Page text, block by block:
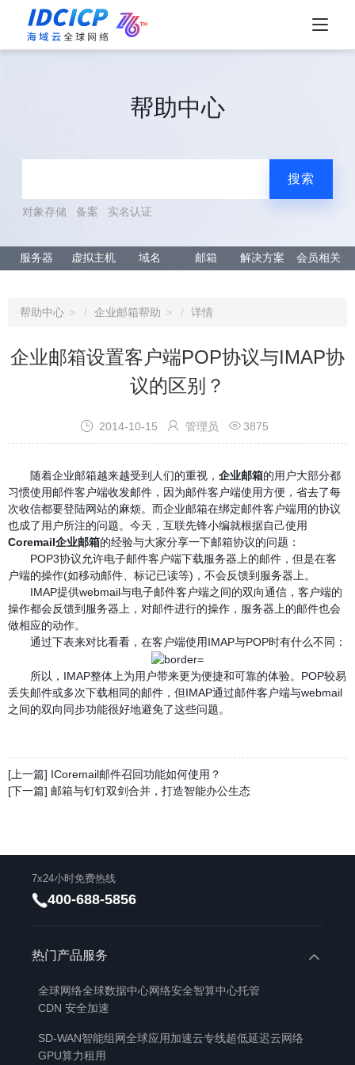
帮助中心
搜索
对象存储 备案 实名认证
服务器 虚拟主机 域名 邮箱 解决方案 会员相关
帮助中心 企业邮箱帮助 详情
企业邮箱设置客户端POP协议与IMAP协
议的区别？
 2014-10-15  管理员  3875
随着企业邮箱越来越受到人们的重视， 企业邮箱的用户大部分都
习惯使用邮件客户端收发邮件，因为邮件客户端使用方便，省去了每
次收信都要登陆网站的麻烦。而企业邮箱在绑定邮件客户端用的协议
也成了用户所注的问题。今天，互联先锋小编就根据自己使用
Coremail企业邮箱的经验与大家分享一下邮箱协议的问题：
POP3协议允许电子邮件客户端下载服务器上的邮件，但是在客
户端的操作(如移动邮件、标记已读等)，不会反馈到服务器上。
IMAP提供webmail与电子邮件客户端之间的双向通信，客户端的
操作都会反馈到服务器上，对邮件进行的操作，服务器上的邮件也会
做相应的动作。
通过下表来对比看看，在客户端使用IMAP与POP时有什么不同：
所以，IMAP整体上为用户带来更为便捷和可靠的体验。POP较易
丢失邮件或多次下载相同的邮件，但IMAP通过邮件客户端与webmail
之间的双向同步功能很好地避免了这些问题。
[上一篇] ICoremail邮件召回功能如何使用？
[下一篇] 邮箱与钉钉双剑合并，打造智能办公生态
7x24小时免费热线
400-688-5856
热门产品服务
全球网络全球数据中心网络安全智算中心托管
CDN 安全加速
SD-WAN智能组网全球应用加速云专线超低延迟云网络
GPU算力租用